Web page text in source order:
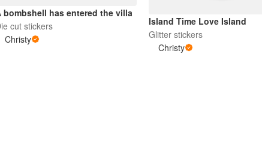
bombshell has entered the villa
cut stickers
Christy
Island Time Love Island
Glitter stickers
Christy